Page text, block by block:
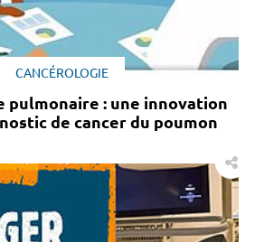
CANCÉROLOGIE
pulmonaire : une innovation
de cancer du poumon